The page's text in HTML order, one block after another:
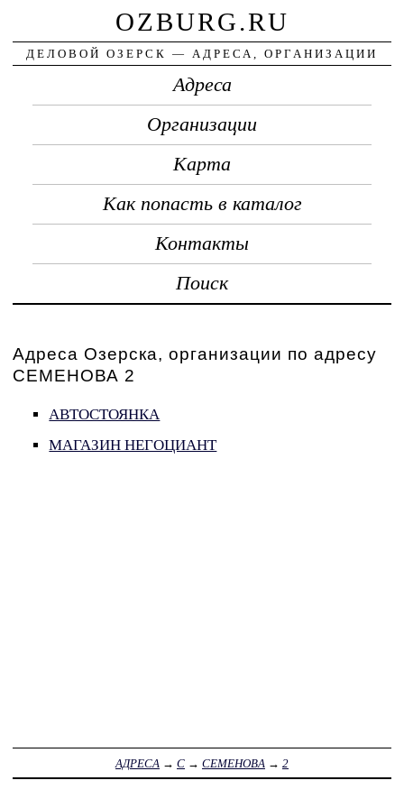
OZBURG.RU
ДЕЛОВОЙ ОЗЕРСК — АДРЕСА, ОРГАНИЗАЦИИ
Адреса
Организации
Карта
Как попасть в каталог
Контакты
Поиск
Адреса Озерска, организации по адресу
СЕМЕНОВА 2
АВТОСТОЯНКА
МАГАЗИН НЕГОЦИАНТ
АДРЕСА → С → СЕМЕНОВА → 2